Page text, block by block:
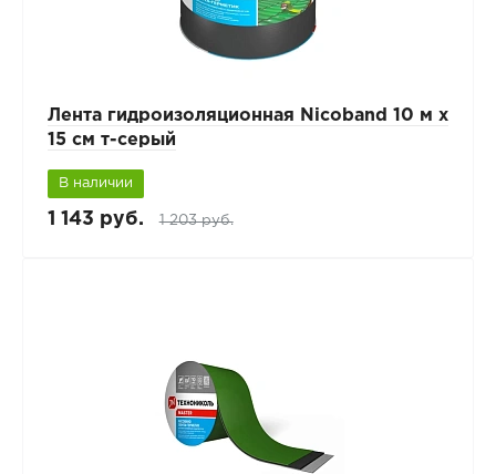
Лента гидроизоляционная Nicoband 10 м х
15 см т-серый
В наличии
1 143 руб. 1 203 руб.